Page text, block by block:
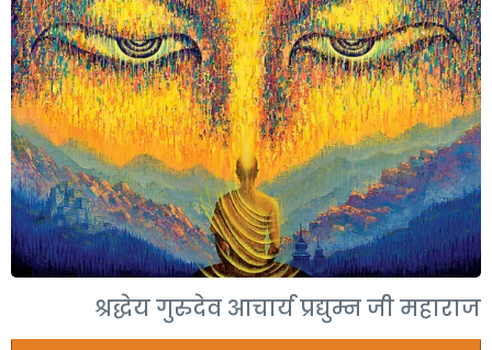
श्रद्धेय गुरुदेव आचार्य प्रद्युम्न जी महाराज